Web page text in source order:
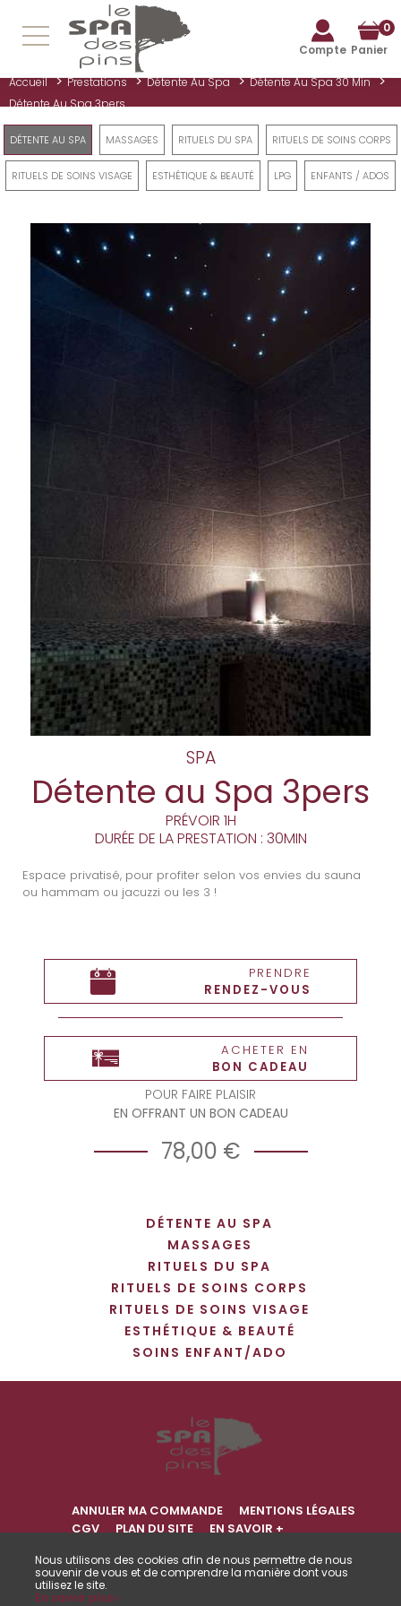
Nous utilisons des cookies afin de nous permettre de nous
souvenir de vous et de comprendre la manière dont vous
utilisez le site.
En savoir plus ›
Compte
0
Panier
Accueil > Prestations > Détente Au Spa > Détente Au Spa 30 Min >
Détente Au Spa 3pers
DÉTENTE AU SPA MASSAGES RITUELS DU SPA RITUELS DE SOINS CORPS
RITUELS DE SOINS VISAGE ESTHÉTIQUE & BEAUTÉ LPG ENFANTS / ADOS
SPA
Détente au Spa 3pers
PRÉVOIR 1H
DURÉE DE LA PRESTATION : 30MIN
Espace privatisé, pour profiter selon vos envies du sauna
ou hammam ou jacuzzi ou les 3 !
PRENDRE
RENDEZ-VOUS
ACHETER EN
BON CADEAU
POUR FAIRE PLAISIR
EN OFFRANT UN BON CADEAU
78,00 €
DÉTENTE AU SPA
MASSAGES
RITUELS DU SPA
RITUELS DE SOINS CORPS
RITUELS DE SOINS VISAGE
ESTHÉTIQUE & BEAUTÉ
SOINS ENFANT/ADO
ANNULER MA COMMANDE
MENTIONS LÉGALES
CGV
PLAN DU SITE EN SAVOIR +